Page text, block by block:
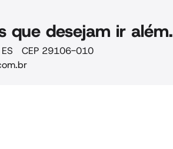
desejam ir além.
ES CEP 29106-010